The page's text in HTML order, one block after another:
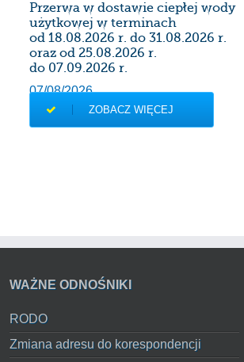
Przerwa w dostawie ciepłej wody
użytkowej w terminach
od 18.08.2026 r. do 31.08.2026 r.
oraz od 25.08.2026 r.
do 07.09.2026 r.
07/08/2026
ZOBACZ WIĘCEJ
WAŻNE ODNOŚNIKI
RODO
Zmiana adresu do korespondencji